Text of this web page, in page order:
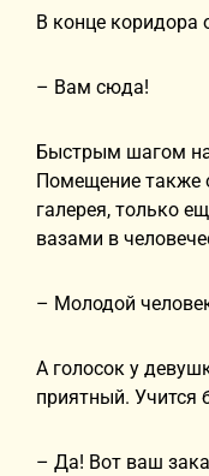
В конце коридора
– Вам сюда!
Быстрым шагом
Помещение также
галерея, только
вазами в
– Молодой
А голосок у
приятный. Учится
– Да! Вот ваш